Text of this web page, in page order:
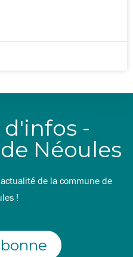
-
Néoules
de la commune de
!